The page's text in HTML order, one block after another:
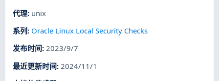
代理: unix
系列 : Oracle Linux Local Security Checks
发布时间:2023/9/7
最近更新时间: 2024/11/1